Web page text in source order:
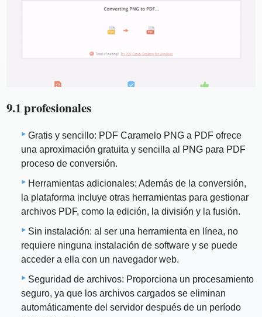
9.1 profesionales
Gratis y sencillo: PDF Caramelo PNG a PDF ofrece
una aproximación gratuita y sencilla al PNG para PDF
proceso de conversión.
Herramientas adicionales: Además de la conversión,
la plataforma incluye otras herramientas para gestionar
archivos PDF, como la edición, la división y la fusión.
Sin instalación: al ser una herramienta en línea, no
requiere ninguna instalación de software y se puede
acceder a ella con un navegador web.
Seguridad de archivos: Proporciona un procesamiento
seguro, ya que los archivos cargados se eliminan
automáticamente del servidor después de un período